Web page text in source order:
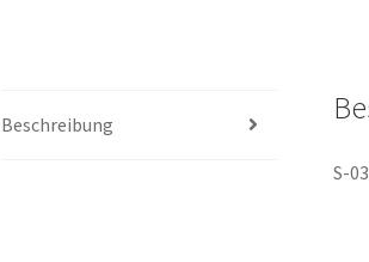
Beschreibung
S-